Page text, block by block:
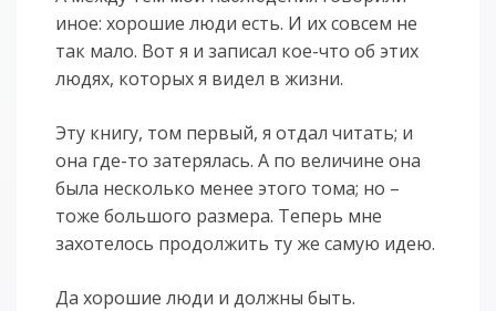
иное: хорошие люди есть. И их совсем не
так мало. Вот я и записал кое-что об этих
людях, которых я видел в жизни.
Эту книгу, том первый, я отдал читать; и
она где-то затерялась. А по величине она
была несколько менее этого тома; но –
тоже большого размера. Теперь мне
захотелось продолжить ту же самую идею.
Да хорошие люди и должны быть.